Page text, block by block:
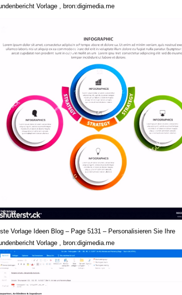
Vorlage , bron:digimedia.me
Vorlage Ideen Blog – Page 5131 – Personalisieren Sie Ihre
Vorlage , bron:digimedia.me